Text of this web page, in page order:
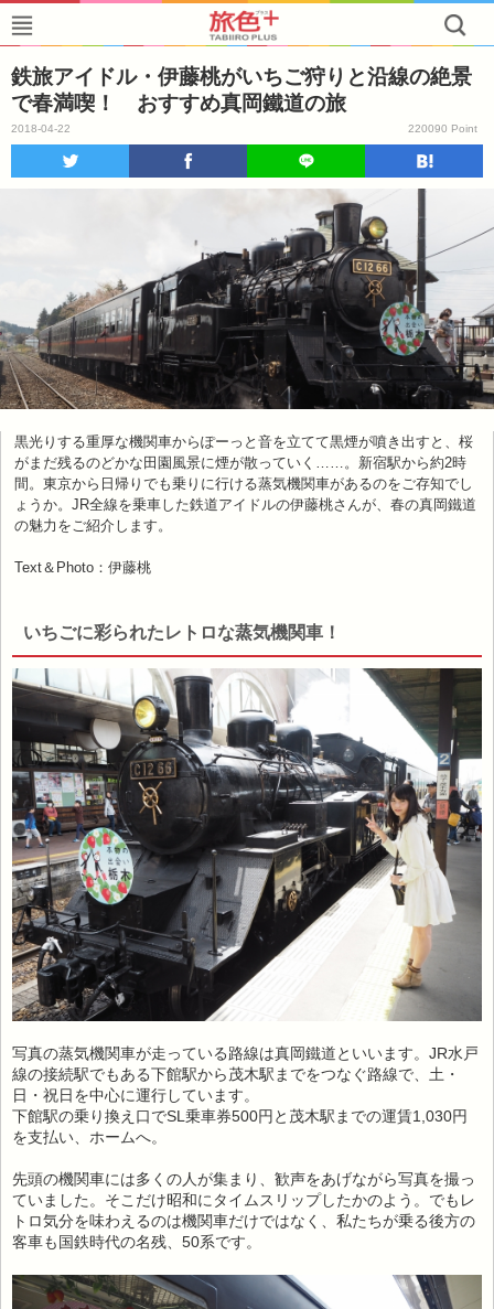
鉄旅アイドル・伊藤桃がいちご狩りと沿線の絶景
で春満喫！ おすすめ真岡鐵道の旅
2018-04-22 220090 Point
黒光りする重厚な機関車からぽーっと音を立てて黒煙が噴き出すと、桜
がまだ残るのどかな田園風景に煙が散っていく……。新宿駅から約2時
間。東京から日帰りでも乗りに行ける蒸気機関車があるのをご存知でし
ょうか。JR全線を乗車した鉄道アイドルの伊藤桃さんが、春の真岡鐵道
の魅力をご紹介します。
Text＆Photo：伊藤桃
いちごに彩られたレトロな蒸気機関車！
写真の蒸気機関車が走っている路線は真岡鐵道といいます。JR水戸
線の接続駅でもある下館駅から茂木駅までをつなぐ路線で、土・
日・祝日を中心に運行しています。
下館駅の乗り換え口でSL乗車券500円と茂木駅までの運賃1,030円
を支払い、ホームへ。
先頭の機関車には多くの人が集まり、歓声をあげながら写真を撮っ
ていました。そこだけ昭和にタイムスリップしたかのよう。でもレ
トロ気分を味わえるのは機関車だけではなく、私たちが乗る後方の
客車も国鉄時代の名残、50系です。